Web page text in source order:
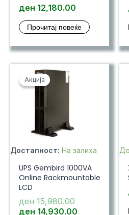
ден 12,180.00
Прочитај повеќе
Акција
Акција
Достапност: На залиха
UPS Gembird 1000VA
Online Rackmountable
LCD
ден15,980.00Original
price
ден 14,930.00Current